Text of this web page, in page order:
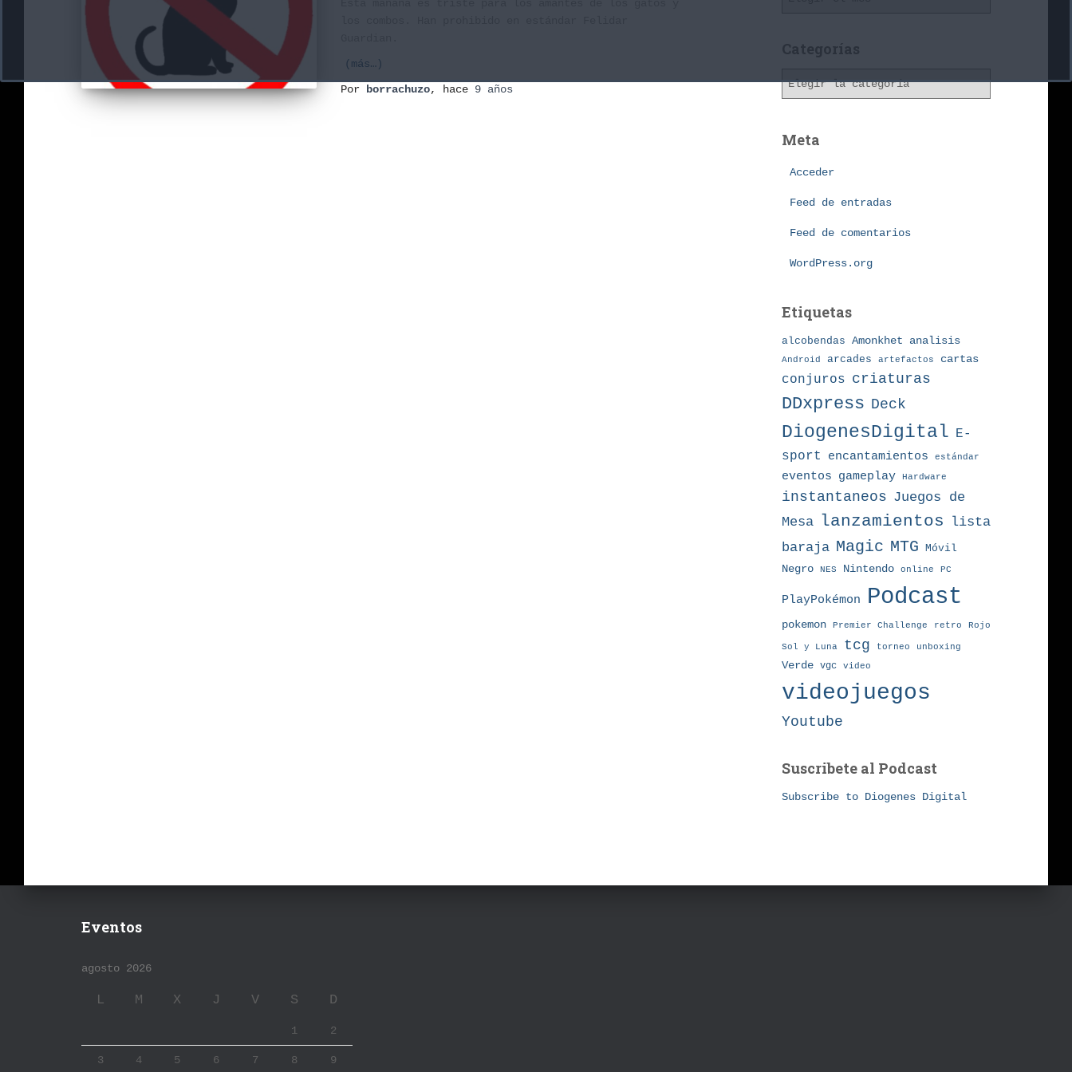
(más…)
Por
borrachuzo, hace 9 años
h
v
o
Categorías
g
Meta
Acceder
Feed de entradas
Feed de comentarios
WordPress.org
Etiquetas
alcobendas Amonkhet analisis
Android arcades artefactos cartas
conjuros criaturas
DDxpress Deck
DiogenesDigital E-
sport
encantamientos estándar
eventos gameplay Hardware
instantaneos Juegos de
Mesa
lanzamientos
lista
baraja Magic MTG Móvil
Negro
NES Nintendo online PC
PlayPokémon Podcast
pokemon Premier Challenge retro Rojo
Sol y Luna tcg torneo unboxing
Verde vgc video
videojuegos
Youtube
Suscribete al Podcast
Subscribe to Diogenes Digital
Eventos
agosto 2026
L M X J V S D
1 2
3 4 5 6 7 8 9